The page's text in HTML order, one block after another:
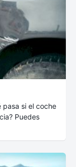
pasa si el coche
Puedes